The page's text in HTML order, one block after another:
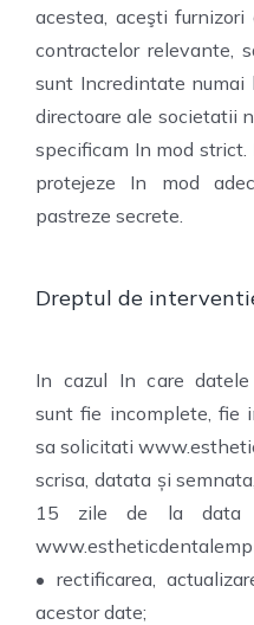
acestea, aceşti
contractelor relevante,
sunt Incredintate
directoare ale societatii
specificam In mod strict.
protejeze In mod
pastreze secrete.
Dreptul de
In cazul In care datele
sunt fie incomplete, fie
sa solicitati
scrisa, datata și
15 zile de la data
• rectificarea,
acestor date;